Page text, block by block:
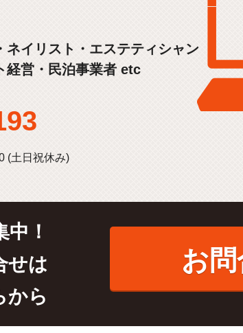
ネイリスト・エステティシャン
経営・民泊事業者 etc
(土日祝休み)
！
せは
から
お